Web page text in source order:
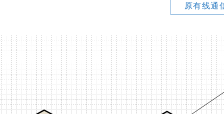
原有线通